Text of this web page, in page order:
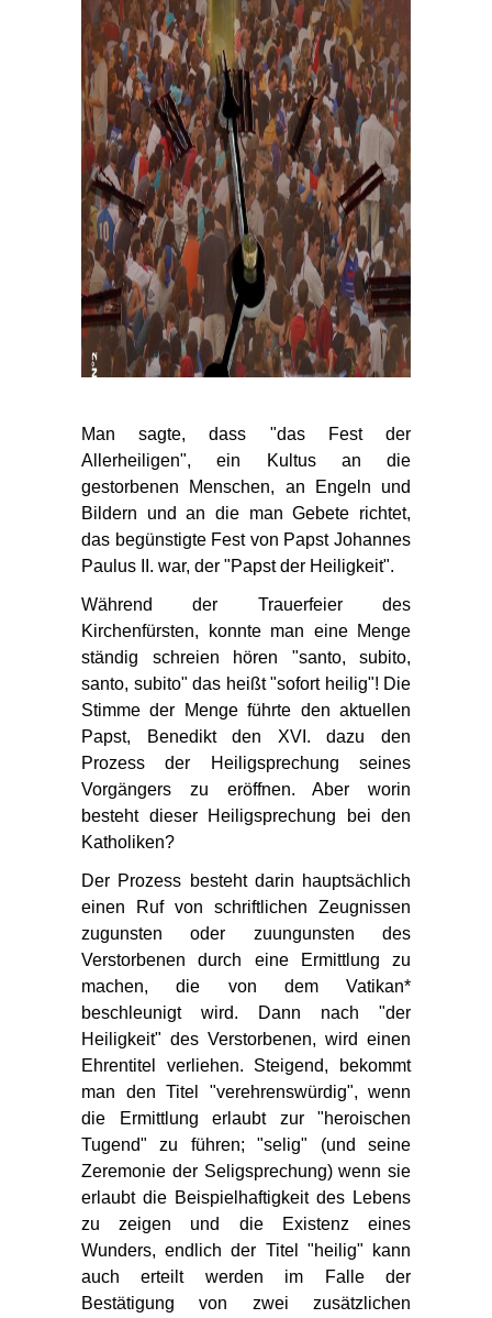
Man sagte, dass "das Fest der
Allerheiligen", ein Kultus an die
gestorbenen Menschen, an Engeln und
Bildern und an die man Gebete richtet,
das begünstigte Fest von Papst Johannes
Paulus II. war, der "Papst der Heiligkeit".
Während der Trauerfeier des
Kirchenfürsten, konnte man eine Menge
ständig schreien hören "santo, subito,
santo, subito" das heißt "sofort heilig"! Die
Stimme der Menge führte den aktuellen
Papst, Benedikt den XVI. dazu den
Prozess der Heiligsprechung seines
Vorgängers zu eröffnen. Aber worin
besteht dieser Heiligsprechung bei den
Katholiken?
Der Prozess besteht darin hauptsächlich
einen Ruf von schriftlichen Zeugnissen
zugunsten oder zuungunsten des
Verstorbenen durch eine Ermittlung zu
machen, die von dem Vatikan*
beschleunigt wird. Dann nach "der
Heiligkeit" des Verstorbenen, wird einen
Ehrentitel verliehen. Steigend, bekommt
man den Titel "verehrenswürdig", wenn
die Ermittlung erlaubt zur "heroischen
Tugend" zu führen; "selig" (und seine
Zeremonie der Seligsprechung) wenn sie
erlaubt die Beispielhaftigkeit des Lebens
zu zeigen und die Existenz eines
Wunders, endlich der Titel "heilig" kann
auch erteilt werden im Falle der
Bestätigung von zwei zusätzlichen